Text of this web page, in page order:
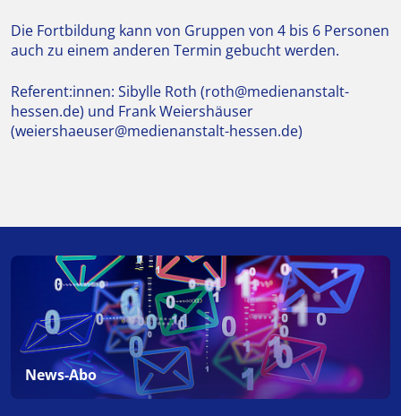
Die Fortbildung kann von Gruppen von 4 bis 6 Personen
auch zu einem anderen Termin gebucht werden.
Referent:innen: Sibylle Roth (roth@medienanstalt-
hessen.de) und Frank Weiershäuser
(weiershaeuser@medienanstalt-hessen.de)
News-Abo